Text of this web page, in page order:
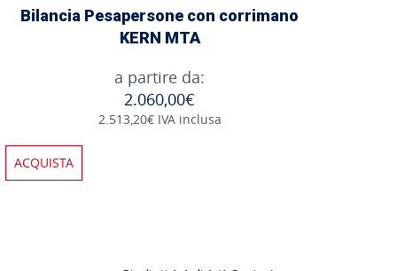
Bilancia Pesapersone con corrimano
KERN MTA
a partire da:
2.060,00€
2.513,20€ IVA inclusa
ACQUISTA